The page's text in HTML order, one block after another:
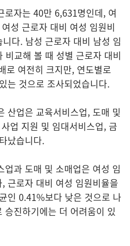
로자는 40만 6,631명인데, 여
성 근로자 대비 여성 임원비
다. 남성 근로자 대비 남성 임
교해 볼 때 성별 근로자 대비
로 여전히 크지만, 연도별로
는 것으로 조사되었습니다.
산업은 교육서비스업, 도매 및
업 지원 및 임대서비스업, 금
났습니다.
업과 도매 및 소매업은 여성 임
근로자 대비 여성 임원비율을
인 0.41%보다 낮은 것으로 나
승진하기에는 더 어려움이 있